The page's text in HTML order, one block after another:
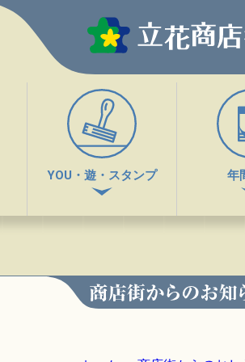
YOU・遊・スタンプ 年